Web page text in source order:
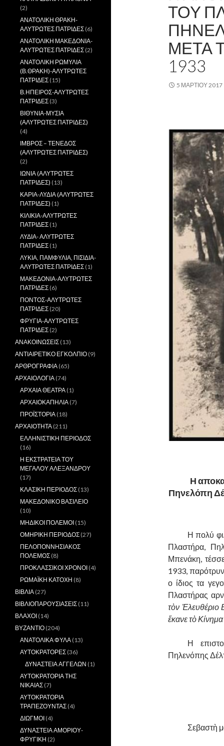
ΤΟΥ
ΜΕΤΑ
1933
5 ΜΑΡΤΊΟΥ 2017
Η
Πηνελόπη
Η πολύ
Πλαστήρα,
Μπενάκη,
1933,
ο ίδιος τα
Πλαστήρας
τὸν Ἐλευθέριο
ἔκανε τὸ
Η
Πηλενόπης
Σεβαστὴ
(2)
ΑΝΑΤΟΛΙΚΗ ΘΡΑΚΗ-
ΑΛΥΤΡΩΤΕΣ ΠΑΤΡΙΔΕΣ (6)
ΑΝΑΤΟΛΙΚΗ ΜΑΚΕΔΟΝΙΑ-
ΑΛΥΤΡΩΤΕΣ ΠΑΤΡΙΔΕΣ (2)
ΑΝΑΤΟΛΙΚΗ ΡΩΜΥΛΙΑ
(Β.ΘΡΑΚΗ)-ΑΛΥΤΡΩΤΕΣ
ΠΑΤΡΙΔΕΣ (15)
Β.ΗΠΕΙΡΟΣ-ΑΛΥΤΡΩΤΕΣ
ΠΑΤΡΙΔΕΣ (3)
ΒΙΘΥΝΙΑ-ΜΥΣΙΑ
(ΑΛΥΤΡΩΤΕΣ ΠΑΤΡΙΔΕΣ)
(4)
ΙΜΒΡΟΣ – ΤΕΝΕΔΟΣ
(ΑΛΥΤΡΩΤΕΣ ΠΑΤΡΙΔΕΣ)
(2)
ΙΩΝΙΑ (ΑΛΥΤΡΩΤΕΣ
ΠΑΤΡΙΔΕΣ) (13)
ΚΑΡΙΑ-ΛΥΔΙΑ (ΑΛΥΤΡΩΤΕΣ
ΠΑΤΡΙΔΕΣ) (1)
ΚΙΛΙΚΙΑ-ΑΛΥΤΡΩΤΕΣ
ΠΑΤΡΙΔΕΣ (1)
ΛΥΔΙΑ- ΑΛΥΤΡΩΤΕΣ
ΠΑΤΡΙΔΕΣ (1)
ΛΥΚΙΑ, ΠΑΜΦΥΛΙΑ, ΠΙΣΙΔΙΑ-
ΑΛΥΤΡΩΤΕΣ ΠΑΤΡΙΔΕΣ (1)
ΜΑΚΕΔΟΝΙΑ-ΑΛΥΤΡΩΤΕΣ
ΠΑΤΡΙΔΕΣ (6)
ΠΟΝΤΟΣ-ΑΛΥΤΡΩΤΕΣ
ΠΑΤΡΙΔΕΣ (20)
ΦΡΥΓΙΑ-ΑΛΥΤΡΩΤΕΣ
ΠΑΤΡΙΔΕΣ (2)
ΑΝΑΚΟΙΝΩΣΕΙΣ (13)
ΑΝΤΙΑΙΡΕΤΙΚΟ ΕΓΚΟΛΠΙΟ (9)
ΑΡΘΡΟΓΡΑΦΙΑ (65)
ΑΡΧΑΙΟΛΟΓΙΑ (74)
ΑΡΧΑΙΑ ΘΕΑΤΡΑ (1)
ΑΡΧΑΙΟΚΑΠΗΛΙΑ (7)
ΠΡΟΪΣΤΟΡΙΑ (18)
ΑΡΧΑΙΟΤΗΤΑ (211)
ΕΛΛΗΝΙΣΤΙΚΗ ΠΕΡΙΟΔΟΣ
(16)
Η ΕΚΣΤΡΑΤΕΙΑ ΤΟΥ
ΜΕΓΑΛΟΥ ΑΛΕΞΑΝΔΡΟΥ
(17)
ΚΛΑΣΙΚΗ ΠΕΡΙΟΔΟΣ (13)
ΜΑΚΕΔΟΝΙΚΟ ΒΑΣΙΛΕΙΟ
(10)
ΜΗΔΙΚΟΙ ΠΟΛΕΜΟΙ (15)
ΟΜΗΡΙΚΗ ΠΕΡΙΟΔΟΣ (27)
ΠΕΛΟΠΟΝΝΗΣΙΑΚΟΣ
ΠΟΛΕΜΟΣ (8)
ΠΡΟΚΛΑΣΣΙΚΟΙ ΧΡΟΝΟΙ (4)
ΡΩΜΑΪΚΗ ΚΑΤΟΧΗ (8)
ΒΙΒΛΙΑ (27)
ΒΙΒΛΙΟΠΑΡΟΥΣΙΑΣΕΙΣ (11)
ΒΛΑΧΟΙ (14)
ΒΥΖΑΝΤΙΟ (204)
ΑΝΑΤΟΛΙΚΑ ΦΥΛΑ (13)
ΑΥΤΟΚΡΑΤΟΡΕΣ (36)
ΔΥΝΑΣΤΕΙΑ ΑΓΓΕΛΩΝ (1)
ΑΥΤΟΚΡΑΤΟΡΙΑ ΤΗΣ
ΝΙΚΑΙΑΣ (7)
ΑΥΤΟΚΡΑΤΟΡΙΑ
ΤΡΑΠΕΖΟΥΝΤΑΣ (4)
ΔΙΩΓΜΟΙ (4)
ΔΥΝΑΣΤΕΙΑ ΑΜΟΡΙΟΥ-
ΦΡΥΓΙΚΗ (2)